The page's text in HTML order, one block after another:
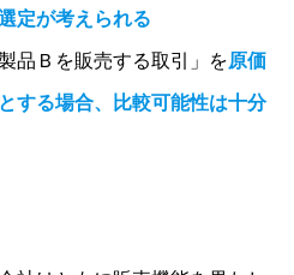
定が考えられる
品Ｂを販売する取引」を原価
する場合、比較可能性は十分